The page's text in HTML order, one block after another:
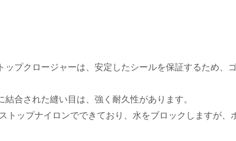
ップクロージャーは、安定したシールを保証するため、
合された縫い目は、強く耐久性があります。
トップナイロンでできており、水をブロックしますが